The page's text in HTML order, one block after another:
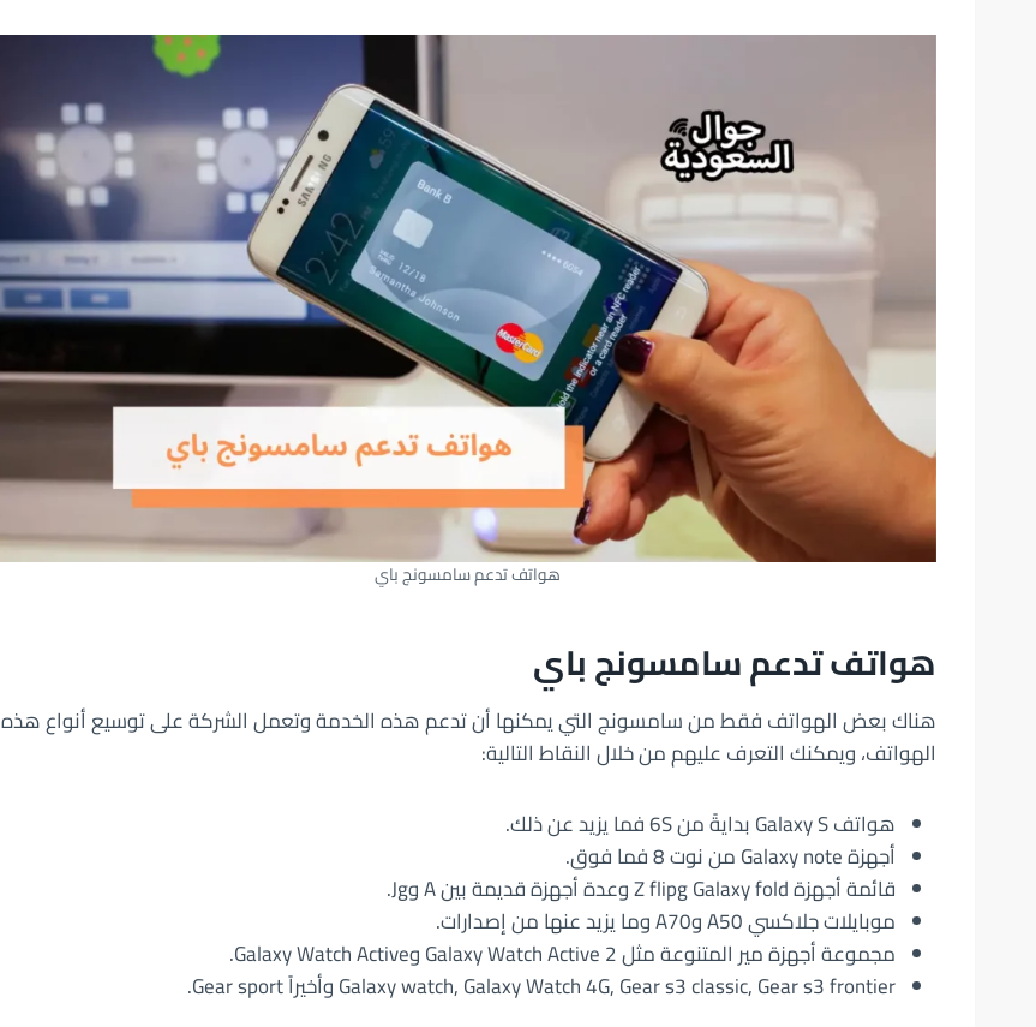
هواتف تدعم سامسونج باي
هواتف تدعم سامسونج باي
هناك بعض الهواتف فقط من سامسونج التي يمكنها أن تدعم هذه الخدمة وتعمل الشركة على توسيع أنواع هذه
الهواتف، ويمكنك التعرف عليهم من خلال النقاط التالية:
هواتف Galaxy S بدايةً من 6S فما يزيد عن ذلك.
أجهزة Galaxy note من نوت 8 فما فوق.
قائمة أجهزة Z flipg Galaxy fold وعدة أجهزة قديمة بين A وJg.
موبايلات جلاكسي A50 وA70 وما يزيد عنها من إصدارات.
مجموعة أجهزة مير المتنوعة مثل Galaxy Watch Active 2 وGalaxy Watch Active.
Galaxy watch, Galaxy Watch 4G, Gear s3 classic, Gear s3 frontier وأخيراً Gear sport.